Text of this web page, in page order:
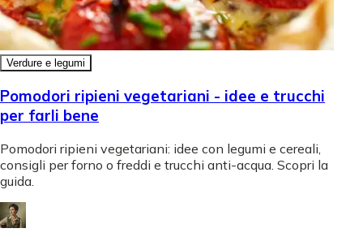
Verdure e legumi
Pomodori ripieni vegetariani - idee e trucchi
per farli bene
Pomodori ripieni vegetariani: idee con legumi e cereali,
consigli per forno o freddi e trucchi anti-acqua. Scopri la
guida.